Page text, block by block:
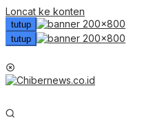
Loncat ke konten
tutup
tutup